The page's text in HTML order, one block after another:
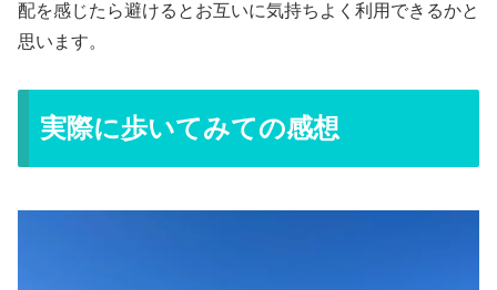
配を感じたら避けるとお互いに気持ちよく利用できるかと
思います。
実際に歩いてみての感想